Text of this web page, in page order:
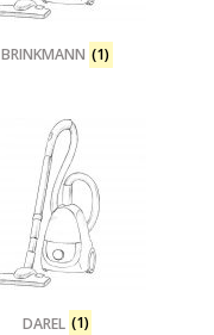
BRINKMANN (1)
DAREL (1)